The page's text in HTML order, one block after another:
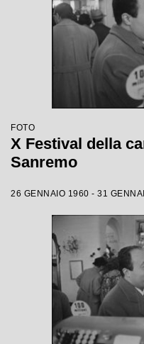
FOTO
X Festival della
Sanremo
26 GENNAIO 1960 - 31